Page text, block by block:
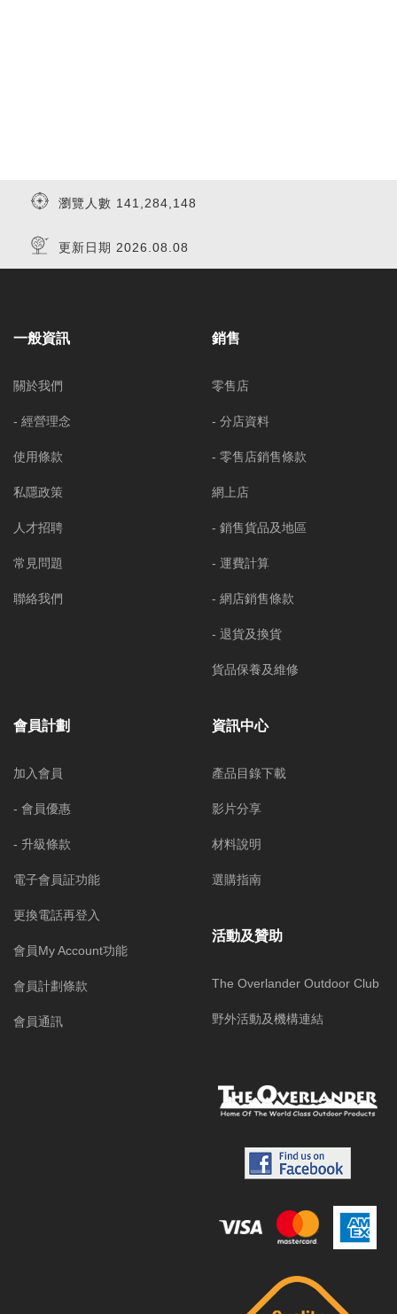
瀏覽人數 141,284,148
更新日期 2026.08.08
一般資訊
關於我們
- 經營理念
使用條款
私隱政策
人才招聘
常見問題
聯絡我們
銷售
零售店
- 分店資料
- 零售店銷售條款
網上店
- 銷售貨品及地區
- 運費計算
- 網店銷售條款
- 退貨及換貨
貨品保養及維修
會員計劃
加入會員
- 會員優惠
- 升級條款
電子會員証功能
更換電話再登入
會員My Account功能
會員計劃條款
會員通訊
資訊中心
產品目錄下載
影片分享
材料說明
選購指南
活動及贊助
The Overlander Outdoor Club
野外活動及機構連結